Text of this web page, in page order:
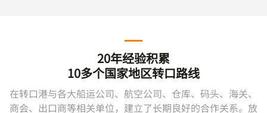
20年经验积累
10多个国家地区转口路线
在转口港与各大船运公司、航空公司、仓库、码头、海关、
商会、出口商等相关单位，建立了长期良好的合作关系。放